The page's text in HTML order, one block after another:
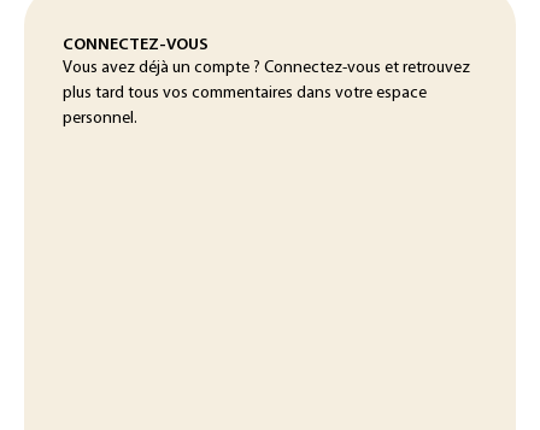
CONNECTEZ-VOUS
Vous avez déjà un compte ? Connectez-vous et retrouvez
plus tard tous vos commentaires dans votre espace
personnel.